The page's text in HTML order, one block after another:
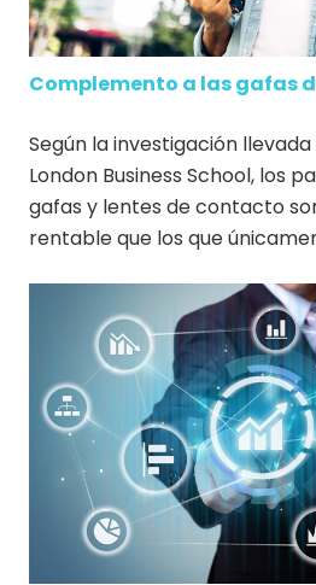
Complemento a las gafas
Según la investigación
London Business School, los
gafas y lentes de contacto
rentable que los que